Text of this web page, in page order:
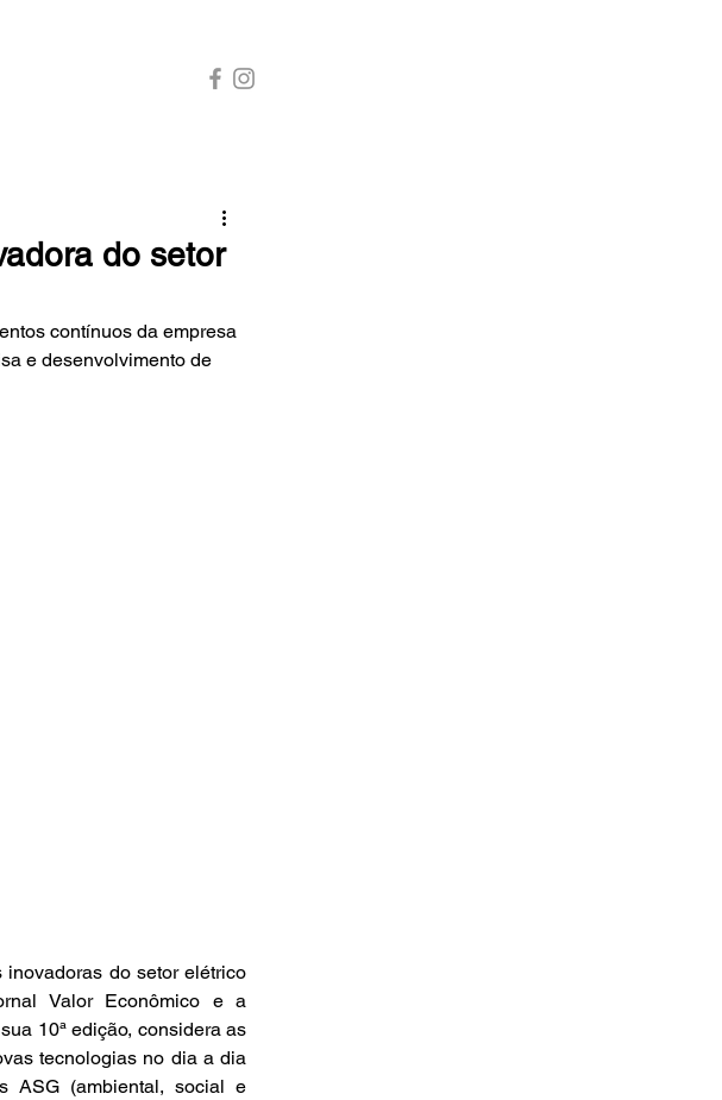
do setor
contínuos da empresa
e desenvolvimento de
inovadoras do setor elétrico
Valor Econômico e a
10ª edição, considera as
tecnologias no dia a dia
ASG (ambiental, social e